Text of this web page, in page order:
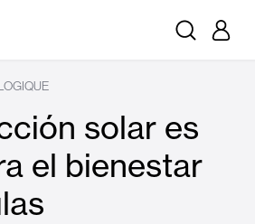
solar es
el bienestar